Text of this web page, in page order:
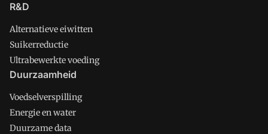
R&D
Alternatieve eiwitten
Suikerreductie
Ultrabewerkte voeding
Duurzaamheid
Voedselverspilling
Energie en water
Duurzame data